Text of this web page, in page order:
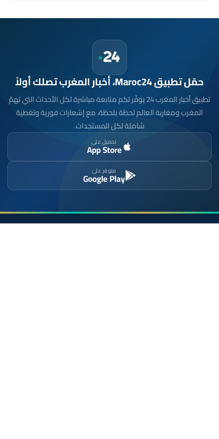
حمّل تطبيق Maroc24، أخبار المغرب تصلك أولاً
تطبيق أخبار المغرب 24 يوفّر لكم متابعة مباشرة لكل الأحداث التي تهمّ
المغرب ومغاربة العالم لحظة بلحظة، مع إشعارات فورية وتغطية
شاملة لكل المستجدات.
تحميل على
App Store
متوفر على
Google Play